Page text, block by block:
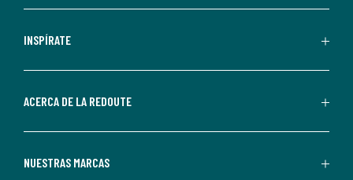
comerciales
personalizadas
parte
Redoute.
INSPÍRATE
ACERCA DE LA REDOUTE
NUESTRAS MARCAS